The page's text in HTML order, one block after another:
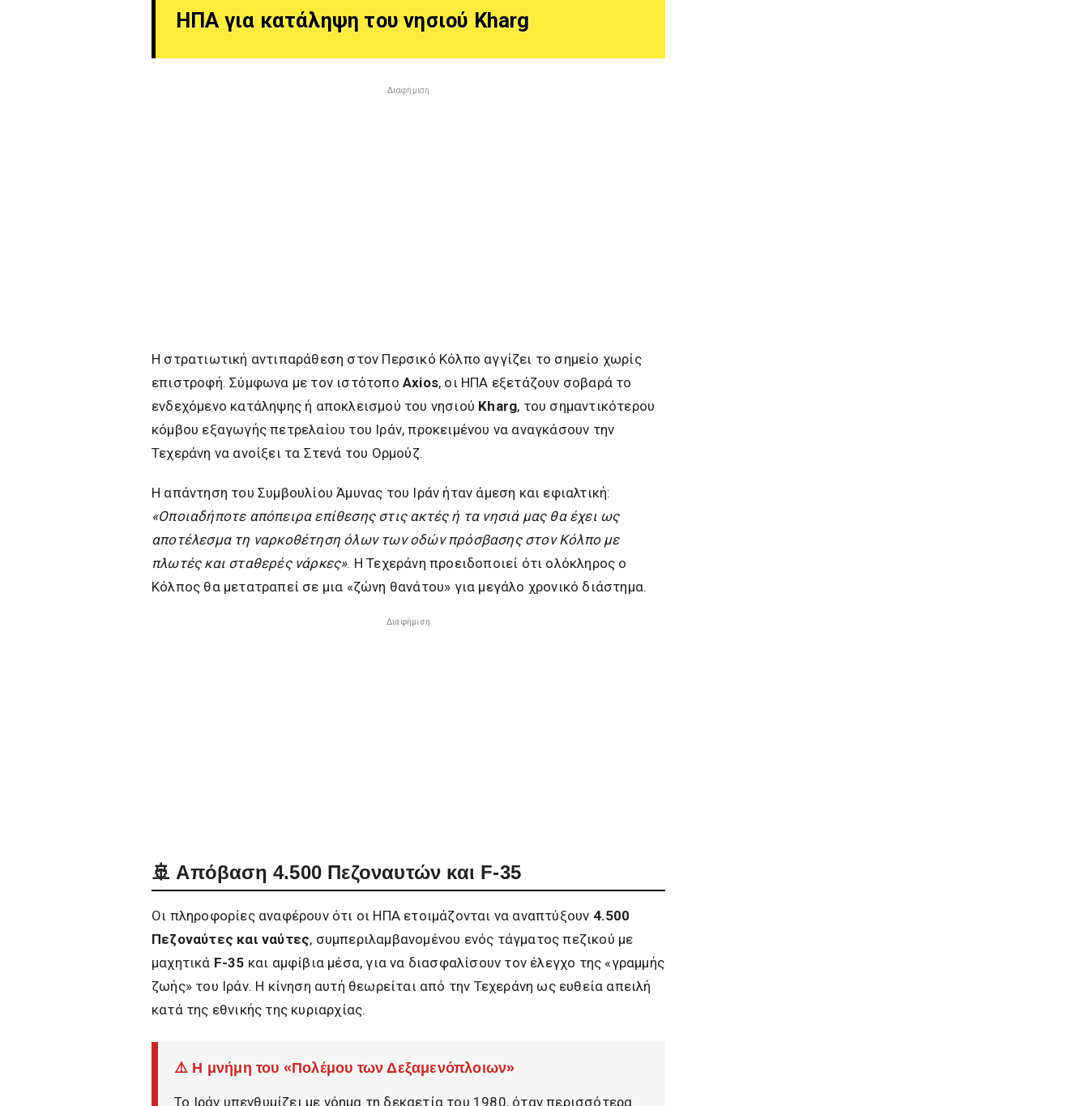
ΗΠΑ για κατάληψη του νησιού Kharg
Διαφήμιση
Η στρατιωτική αντιπαράθεση στον Περσικό Κόλπο αγγίζει το σημείο χωρίς
επιστροφή. Σύμφωνα με τον ιστότοπο Axios, οι ΗΠΑ εξετάζουν σοβαρά το
ενδεχόμενο κατάληψης ή αποκλεισμού του νησιού Kharg, του σημαντικότερου
κόμβου εξαγωγής πετρελαίου του Ιράν, προκειμένου να αναγκάσουν την
Τεχεράνη να ανοίξει τα Στενά του Ορμούζ.
Η απάντηση του Συμβουλίου Άμυνας του Ιράν ήταν άμεση και εφιαλτική:
«Οποιαδήποτε απόπειρα επίθεσης στις ακτές ή τα νησιά μας θα έχει ως
αποτέλεσμα τη ναρκοθέτηση όλων των οδών πρόσβασης στον Κόλπο με
πλωτές και σταθερές νάρκες». Η Τεχεράνη προειδοποιεί ότι ολόκληρος ο
Κόλπος θα μετατραπεί σε μια «ζώνη θανάτου» για μεγάλο χρονικό διάστημα.
Διαφήμιση
🚢 Απόβαση 4.500 Πεζοναυτών και F-35
Οι πληροφορίες αναφέρουν ότι οι ΗΠΑ ετοιμάζονται να αναπτύξουν 4.500
Πεζοναύτες και ναύτες, συμπεριλαμβανομένου ενός τάγματος πεζικού με
μαχητικά F-35 και αμφίβια μέσα, για να διασφαλίσουν τον έλεγχο της «γραμμής
ζωής» του Ιράν. Η κίνηση αυτή θεωρείται από την Τεχεράνη ως ευθεία απειλή
κατά της εθνικής της κυριαρχίας.
⚠️ Η μνήμη του «Πολέμου των Δεξαμενόπλοιων»
Το Ιράν υπενθυμίζει με νόημα τη δεκαετία του 1980, όταν περισσότερα